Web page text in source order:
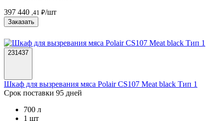
397 440 ,41 ₽/шт
Заказать
231437
Шкаф для вызревания мяса Polair CS107 Meat black Тип 1
Срок поставки 95 дней
700 л
1 шт